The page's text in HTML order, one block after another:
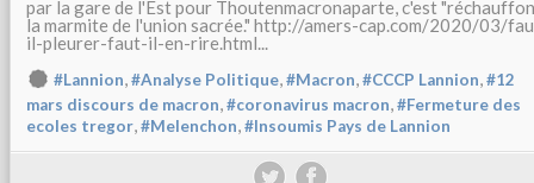
par la gare de l'Est pour Thoutenmacronaparte, c'est
la marmite de l'union sacrée." http://amers-cap.com/2020/03/
il-pleurer-faut-il-en-rire.html...
#Lannion,#Analyse Politique,#Macron,#CCCP Lannion,#12
mars discours de macron,#coronavirus macron,#Fermeture des
ecoles tregor,#Melenchon,#Insoumis Pays de Lannion